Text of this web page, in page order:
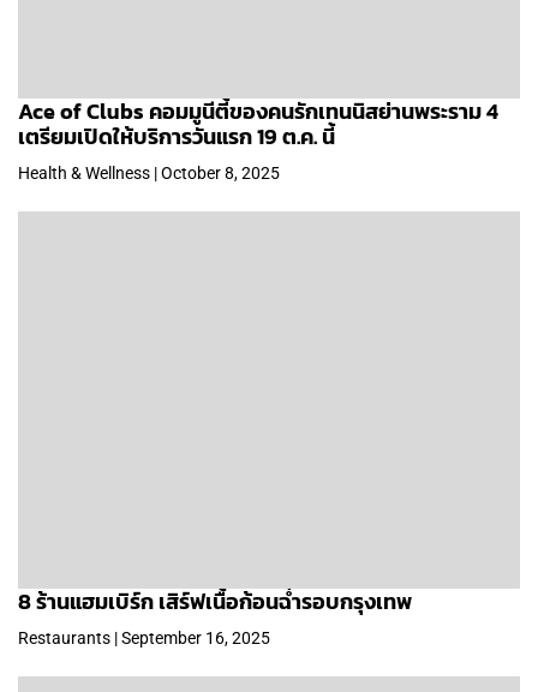
Ace of Clubs คอมมูนีตี้ของคนรักเทนนิสย่านพระราม 4
เตรียมเปิดให้บริการวันแรก 19 ต.ค. นี้
Health & Wellness | October 8, 2025
8 ร้านแฮมเบิร์ก เสิร์ฟเนื้อก้อนฉ่ำรอบกรุงเทพ
Restaurants | September 16, 2025